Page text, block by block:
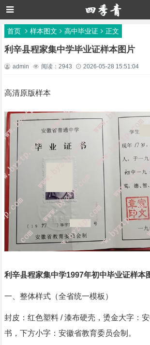
首页 样本图文 高中毕业证 正文
利辛县程家集中学毕业证样本图片
admin 阅读：2943 2026-05-28 15:51:04
高清原版样本
利辛县程家集中学1997年初中毕业证样本
一、整体样式（全省统一模板）
封皮：红色塑料 / 漆布硬壳，烫金大字：
书，下方小字：安徽省教育委员会制。